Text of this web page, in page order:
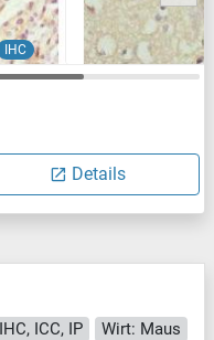
IHC
Details
ICC, IP
Wirt: Maus